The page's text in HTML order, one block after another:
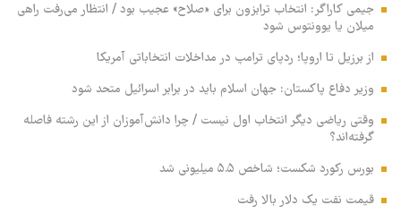
جیمی کاراگر: انتخاب ترابزون برای «صلاح» عجیب بود / انتظار می‌رفت راهی
میلان یا یوونتوس شود
از برزیل تا اروپا؛ ردپای ترامپ در مداخلات انتخاباتی آمریکا
وزیر دفاع پاکستان: جهان اسلام باید در برابر اسرائیل متحد شود
وقتی ریاضی دیگر انتخاب اول نیست / چرا دانش‌آموزان از این رشته فاصله
گرفته‌اند؟
بورس رکورد شکست؛ شاخص ۵.۵ میلیونی شد
قیمت نفت یک دلار بالا رفت